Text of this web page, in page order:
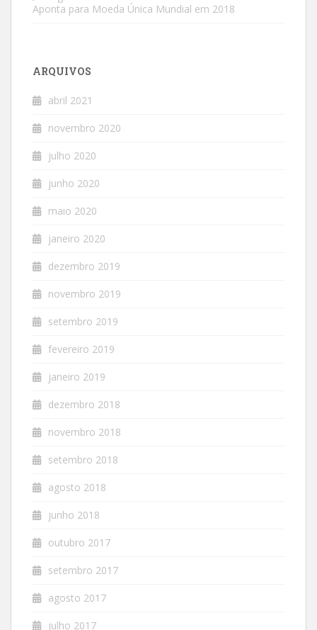
Aponta para Moeda Única Mundial em 2018
ARQUIVOS
abril 2021
novembro 2020
julho 2020
junho 2020
maio 2020
janeiro 2020
dezembro 2019
novembro 2019
setembro 2019
fevereiro 2019
janeiro 2019
dezembro 2018
novembro 2018
setembro 2018
agosto 2018
junho 2018
outubro 2017
setembro 2017
agosto 2017
julho 2017